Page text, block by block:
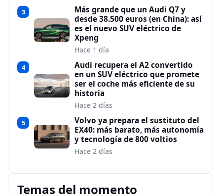
3
Más grande que un Audi Q7 y
desde 38.500 euros (en China): así
es el nuevo SUV eléctrico de
Xpeng
Hace 1 día
4
Audi recupera el A2 convertido
en un SUV eléctrico que promete
ser el coche más eficiente de su
historia
Hace 2 días
5
Volvo ya prepara el sustituto del
EX40: más barato, más autonomía
y tecnología de 800 voltios
Hace 2 días
Temas del momento